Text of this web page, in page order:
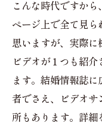
こんな時代ですか
ページ上で全て見
思いますが、実際
ビデオが１つも紹
ます。結婚情報誌
者でさえ、ビデオ
所もあります。詳